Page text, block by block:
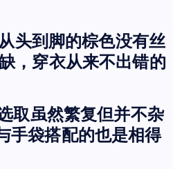
头到脚的棕色没有丝
，穿衣从来不出错的
取虽然繁复但并不杂
手袋搭配的也是相得